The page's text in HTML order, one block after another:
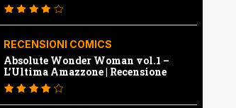
RECENSIONI COMICS
Absolute Wonder Woman vol.1 –
L’Ultima Amazzone | Recensione